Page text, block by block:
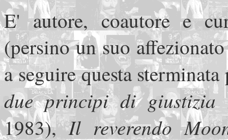
E' autore, coautore e
(persino un suo
a seguire questa
due principi di
1983),Il reverendo